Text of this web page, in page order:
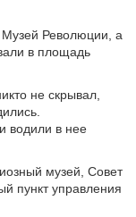
Музей Революции, а
в площадь
не скрывал,
водили в нее
музей, Совет
пункт управления